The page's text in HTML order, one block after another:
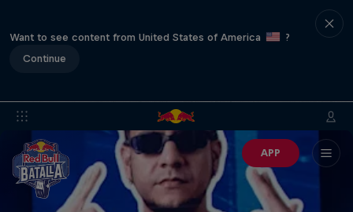
Want to see content from United States of America
?
Continue
APP